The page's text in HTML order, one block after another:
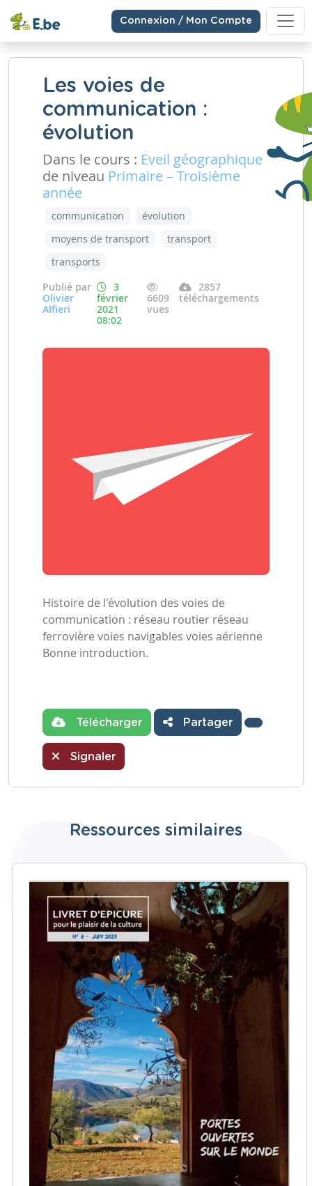
Connexion / Mon Compte
Les voies de
communication :
évolution
Dans le cours : Eveil géographique
de niveau Primaire – Troisième
année
communication
évolution
moyens de transport
transport
transports
Publié par
Olivier
Alfieri
3
février
2021
08:02
6609
vues
2857
téléchargements
Histoire de l'évolution des voies de
communication : réseau routier réseau
ferrovière voies navigables voies aérienne
Bonne introduction.
Télécharger Partager
Signaler
Ressources similaires